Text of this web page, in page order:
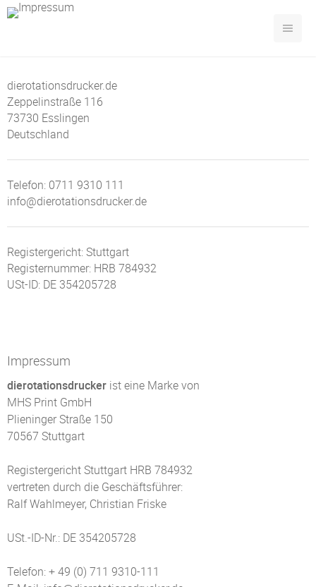
dierotationsdrucker.de
Zeppelinstraße 116
73730 Esslingen
Deutschland
Telefon: 0711 9310 111
info@dierotationsdrucker.de
Registergericht: Stuttgart
Registernummer: HRB 784932
USt-ID: DE 354205728
Impressum
dierotationsdrucker ist eine Marke von
MHS Print GmbH
Plieninger Straße 150
70567 Stuttgart
Registergericht Stuttgart HRB 784932
vertreten durch die Geschäftsführer:
Ralf Wahlmeyer, Christian Friske
USt.-ID-Nr.: DE 354205728
Telefon: + 49 (0) 711 9310-111